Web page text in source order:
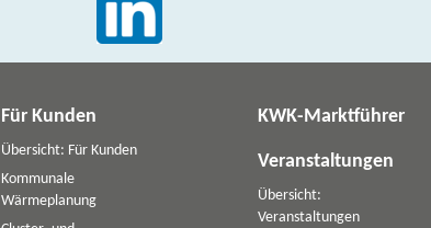
Für Kunden
Übersicht: Für Kunden
Kommunale
Wärmeplanung
KWK-Marktführer
Veranstaltungen
Übersicht:
Veranstaltungen